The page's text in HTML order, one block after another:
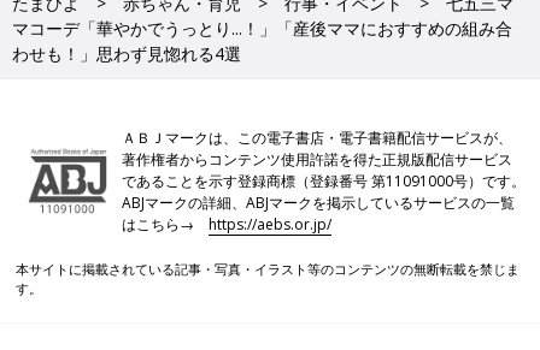
マコーデ「華やかでうっとり...！」「産後ママにおすすめの組み合
わせも！」思わず見惚れる4選
ＡＢＪマークは、この電子書店・電子書籍配信サービスが、
著作権者からコンテンツ使用許諾を得た正規版配信サービス
であることを示す登録商標（登録番号 第11091000号）です。
ABJマークの詳細、ABJマークを掲示しているサービスの一覧
はこちら→https://aebs.or.jp/
本サイトに掲載されている記事・写真・イラスト等のコンテンツの無断転載を禁じま
す。